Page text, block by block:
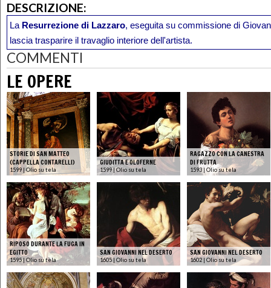
DESCRIZIONE:
La Resurrezione di Lazzaro, eseguita su commissione di
lascia trasparire il travaglio interiore dell'artista.
COMMENTI
LE OPERE
STORIE DI SAN MATTEO
(CAPPELLA CONTARELLI)
1599 | Olio su tela
GIUDITTA E OLOFERNE
1599 | Olio su tela
RAGAZZO CON LA CANESTRA
DI FRUTTA
1593 | Olio su tela
RIPOSO DURANTE LA FUGA IN
EGITTO
1595 | Olio su tela
SAN GIOVANNI NEL DESERTO
1605 | Olio su tela
SAN GIOVANNI NEL DESERTO
1602 | Olio su tela